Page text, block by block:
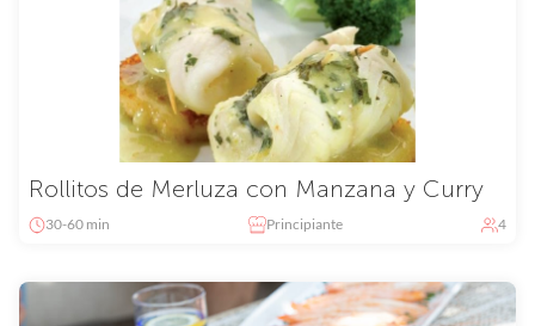
Rollitos de Merluza con Manzana y Curry
30-60 min Principiante 4